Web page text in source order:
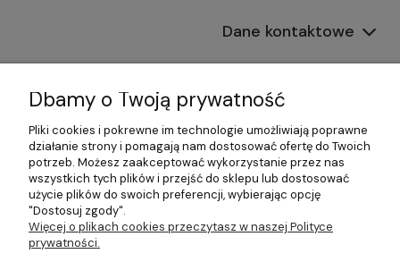
Dane kontaktowe
Informacje
Płatności i dostawa
Pomoc
Moje konto
Dbamy o Twoją prywatność
Pliki cookies i pokrewne im technologie umożliwiają poprawne
działanie strony i pomagają nam dostosować ofertę do Twoich
potrzeb. Możesz zaakceptować wykorzystanie przez nas
wszystkich tych plików i przejść do sklepu lub dostosować
użycie plików do swoich preferencji, wybierając opcję
"Dostosuj zgody".
Więcej o plikach cookies przeczytasz w naszej Polityce
prywatności.